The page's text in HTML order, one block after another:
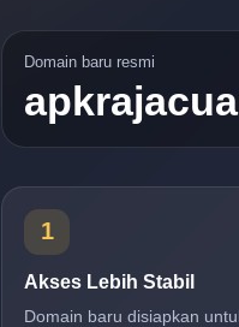
Domain baru resmi
1
Akses Lebih Stabil
Domain baru disiapkan